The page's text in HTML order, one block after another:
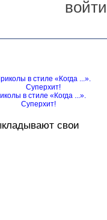
войти
в стиле «Когда ...».
Суперхит!
свои